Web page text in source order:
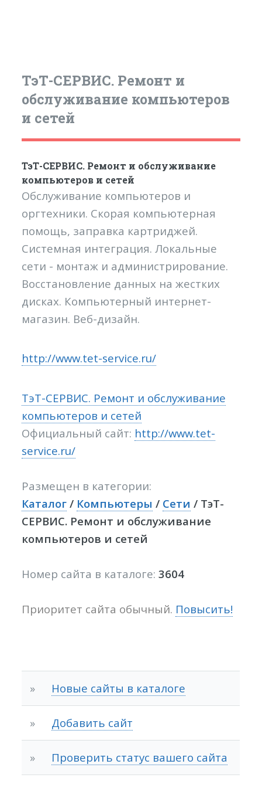
ТэТ-СЕРВИС. Ремонт и
обслуживание компьютеров
и сетей
ТэТ-СЕРВИС. Ремонт и обслуживание
компьютеров и сетей
Обслуживание компьютеров и
оргтехники. Скорая компьютерная
помощь, заправка картриджей.
Системная интеграция. Локальные
сети - монтаж и администрирование.
Восстановление данных на жестких
дисках. Компьютерный интернет-
магазин. Веб-дизайн.
http://www.tet-service.ru/
ТэТ-СЕРВИС. Ремонт и обслуживание
компьютеров и сетей
Официальный сайт: http://www.tet-
service.ru/
Размещен в категории:
Каталог / Компьютеры / Сети / ТэТ-
СЕРВИС. Ремонт и обслуживание
компьютеров и сетей
Номер сайта в каталоге:3604
Приоритет сайта обычный. Повысить!
» Новые сайты в каталоге
» Добавить сайт
» Проверить статус вашего сайта